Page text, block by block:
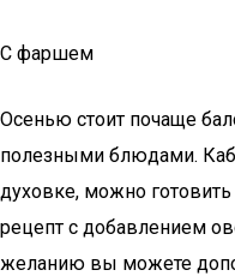
С фаршем­
Осенью стоит почаще
полезными блюдами.
духовке, можно
рецепт с добавлением
желанию вы можете